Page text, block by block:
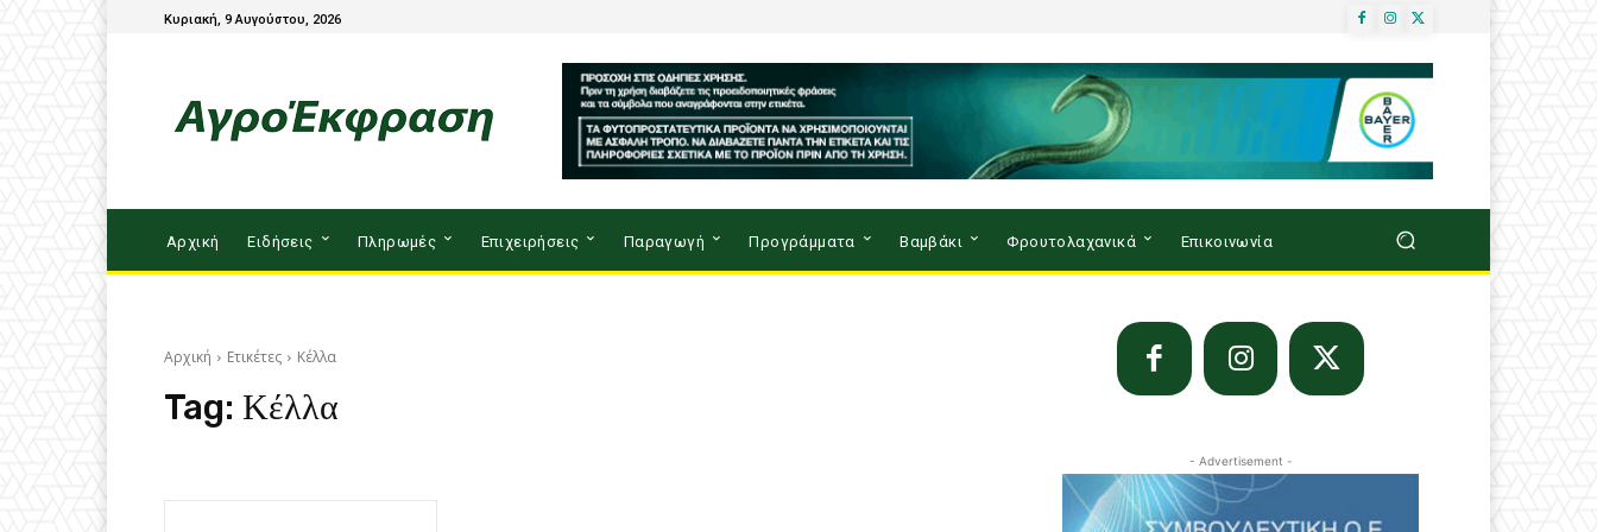
Κυριακή, 9 Αυγούστου, 2026
Αρχική Ειδήσεις Πληρωμές Επιχειρήσεις Παραγωγή Προγράμματα Βαμβάκι Φρουτολαχανικά Επικοινωνία
Αρχική Ετικέτες Κέλλα
Tag: Κέλλα
- Advertisement -